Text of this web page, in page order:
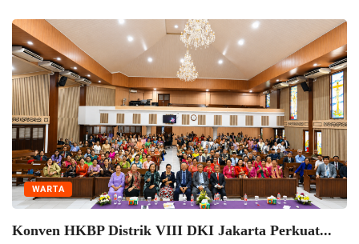
HKBP Distrik VIII DKI Jakarta Perkuat...